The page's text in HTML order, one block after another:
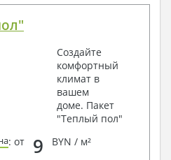
Создайте
комфортный
климат в
вашем
доме. Пакет
"Теплый пол"
: от 9 BYN / м²